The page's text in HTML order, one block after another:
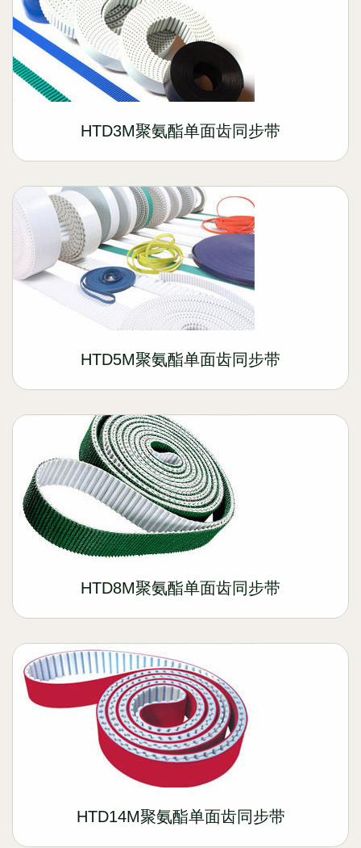
HTD3M聚氨酯单面齿同步带
HTD5M聚氨酯单面齿同步带
HTD8M聚氨酯单面齿同步带
HTD14M聚氨酯单面齿同步带